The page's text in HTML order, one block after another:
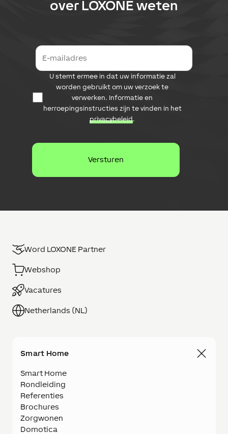
overLOXONEweten
a
i
l
r
s
D
a
t
a
b
e
e
m
U stemt ermee in dat uw informatie zal
worden gebruikt om uw verzoek te
verwerken. Informatie en
herroepingsinstructies zijn te vinden in het
privacybeleid.
Word LOXONE Partner
Webshop
Vacatures
Netherlands (NL)
Smart Home
Smart Home
Rondleiding
Referenties
Brochures
Zorgwonen
Domotica